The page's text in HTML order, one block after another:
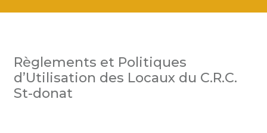
Règlements et Politiques
d’Utilisation des Locaux du C.R.C.
St-donat